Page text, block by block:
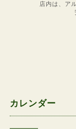
店内は、ア
カレンダー